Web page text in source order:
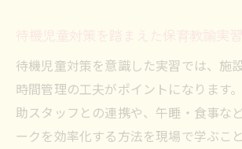
待機児童対策を踏まえた保育教諭実
待機児童対策を意識した実習では、施
時間管理の工夫がポイントになります
助スタッフとの連携や、午睡・食事な
ークを効率化する方法を現場で学ぶこ